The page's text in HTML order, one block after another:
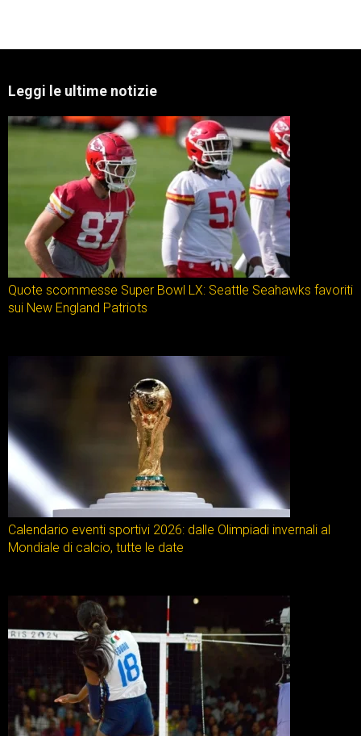
Leggi le ultime notizie
Quote scommesse Super Bowl LX: Seattle Seahawks favoriti
sui New England Patriots
Calendario eventi sportivi 2026: dalle Olimpiadi invernali al
Mondiale di calcio, tutte le date